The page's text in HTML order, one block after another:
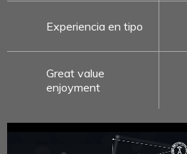
Experiencia en tipo
Great value
enjoyment